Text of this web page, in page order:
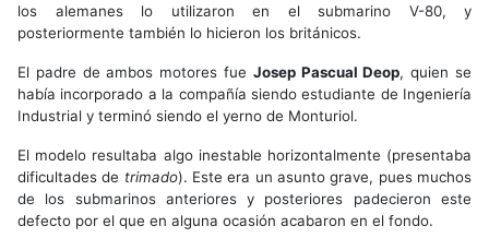
los alemanes lo utilizaron en el submarino V-80, y
posteriormente también lo hicieron los británicos.
El padre de ambos motores fue Josep Pascual Deop, quien se
había incorporado a la compañía siendo estudiante de Ingeniería
Industrial y terminó siendo el yerno de Monturiol.
El modelo resultaba algo inestable horizontalmente (presentaba
dificultades de trimado). Este era un asunto grave, pues muchos
de los submarinos anteriores y posteriores padecieron este
defecto por el que en alguna ocasión acabaron en el fondo.